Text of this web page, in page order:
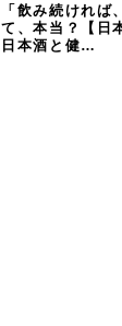
「飲み続ければ
て、本当？【日
日本酒と健…